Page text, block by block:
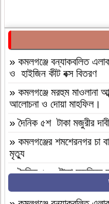
» কমলগঞ্জে বন্যাকবলিত
ও হাইজিন কীট বক্স বিতরণ
» কমলগঞ্জে মরহুম মাওলানা
আলোচনা ও দোয়া মাহফিল।
»দৈনিক ৫শ টাকা মজুরীর
» কমলগঞ্জের শমশেরনগর চা
মৃত্যু
»দৈনিক ৫০০ টাকা মজুরিসহ
কমলগঞ্জে চা-শ্রমিকদের